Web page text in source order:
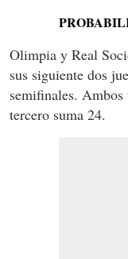
Olimpia y Real
sus siguiente dos
semifinales.
tercero suma 24.